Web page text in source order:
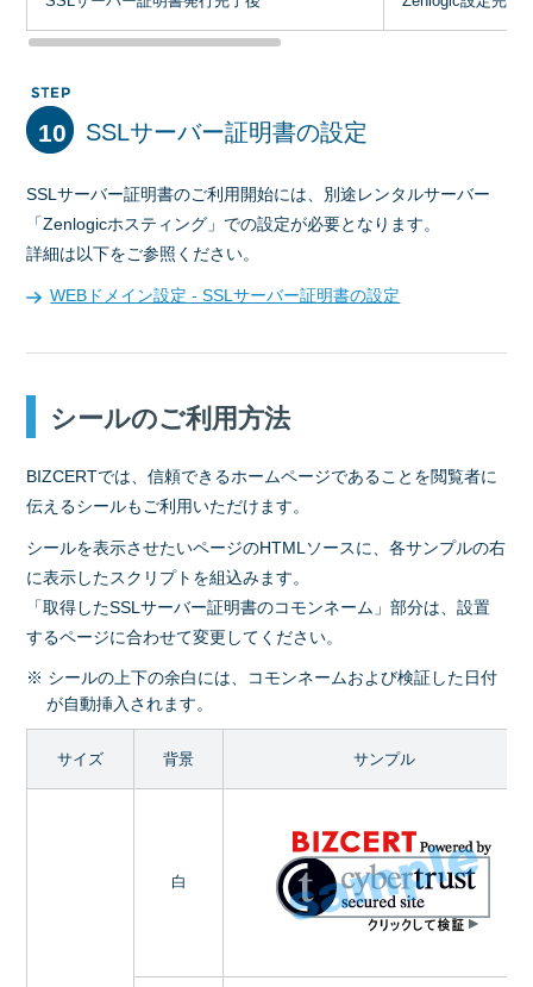
10 SSLサーバー証明書の設定
SSLサーバー証明書のご利用開始には、別途レンタルサーバー
「Zenlogicホスティング」での設定が必要となります。
詳細は以下をご参照ください。
WEBドメイン設定 - SSLサーバー証明書の設定
シールのご利用方法
BIZCERTでは、信頼できるホームページであることを閲覧者に
伝えるシールもご利用いただけます。
シールを表示させたいページのHTMLソースに、各サンプルの右
に表示したスクリプトを組込みます。
「取得したSSLサーバー証明書のコモンネーム」部分は、設置
するページに合わせて変更してください。
※ シールの上下の余白には、コモンネームおよび検証した日付
が自動挿入されます。
サイズ 背景 サンプル
白